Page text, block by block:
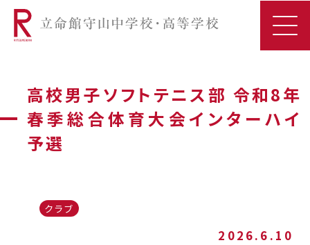
高校男子ソフトテニス部 令和8年
春季総合体育大会インターハイ
予選
クラブ
2026.6.10